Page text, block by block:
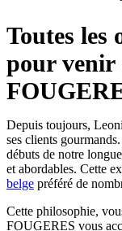
Toutes les
pour venir
Depuis toujours,
ses clients
débuts de notre
et abordables. Cette
belge préféré de
Cette philosophie,
FOUGERES vous